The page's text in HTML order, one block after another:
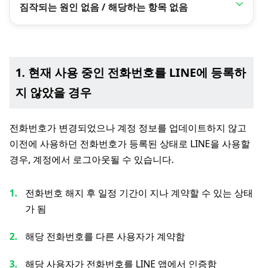
짐작되는 원인 없음 / 해당하는 항목 없음
1. 현재 사용 중인 전화번호를 LINE에 등록하
지 않았을 경우
전화번호가 변경되었으나 계정 정보를 업데이트하지 않고
이전에 사용하던 전화번호가 등록된 상태로 LINE을 사용할
경우, 계정에서 로그아웃될 수 있습니다.
전화번호 해지 후 일정 기간이 지나 계약할 수 있는 상태
가 됨
해당 전화번호를 다른 사용자가 계약함
해당 사용자가 전화번호를 LINE 앱에서 인증함